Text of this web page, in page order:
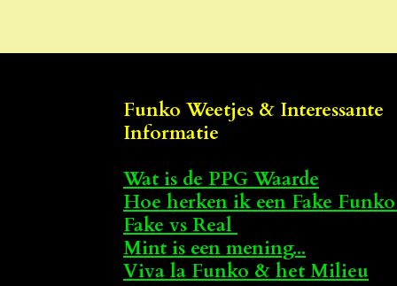
Funko Weetjes & Interessante
Informatie
Wat is de PPG Waarde
Hoe herken ik een Fake Funko
Fake vs Real
Mint is een mening...
Viva la Funko & het Milieu